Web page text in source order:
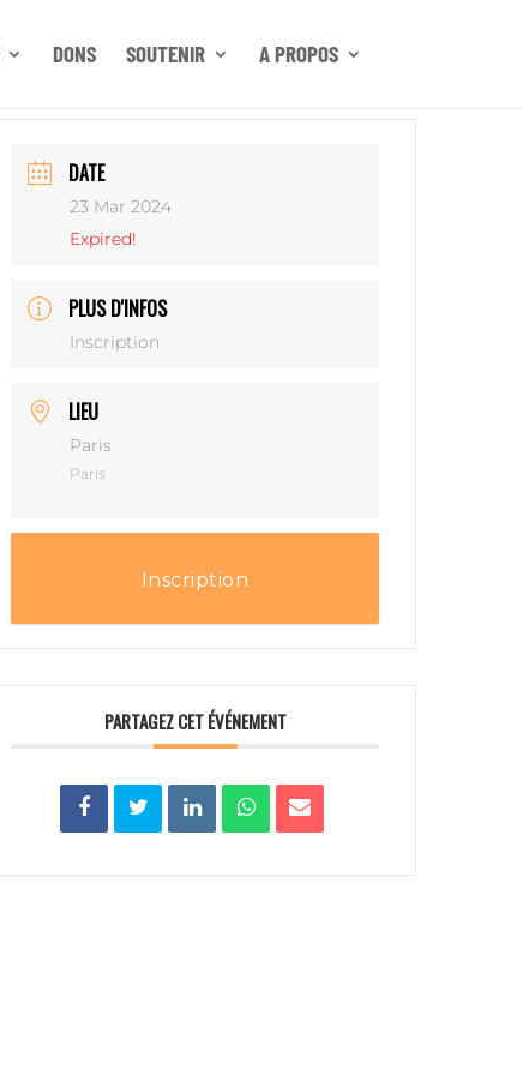
DONS SOUTENIR A PROPOS
DATE
23 Mar 2024
Expired!
PLUS D'INFOS
Inscription
LIEU
Paris
Paris
Inscription
PARTAGEZ CET ÉVÉNEMENT